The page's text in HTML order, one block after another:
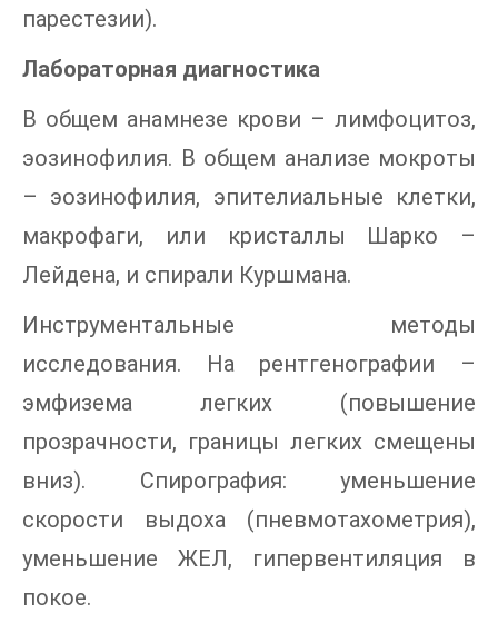
парестезии).
Лабораторная диагностика
В общем анамнезе крови – лимфоцитоз,
эозинофилия. В общем анализе мокроты
– эозинофилия, эпителиальные клетки,
макрофаги, или кристаллы Шарко –
Лейдена, и спирали Куршмана.
Инструментальные методы
исследования. На рентгенографии –
эмфизема легких (повышение
прозрачности, границы легких смещены
вниз). Спирография: уменьшение
скорости выдоха (пневмотахометрия),
уменьшение ЖЕЛ, гипервентиляция в
покое.